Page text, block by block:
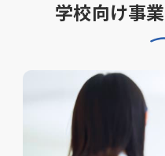
学校向け事業